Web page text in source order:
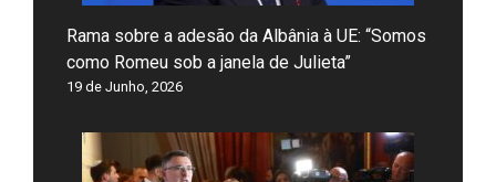
Rama sobre a adesão da Albânia à UE: “Somos
como Romeu sob a janela de Julieta”
19 de Junho, 2026